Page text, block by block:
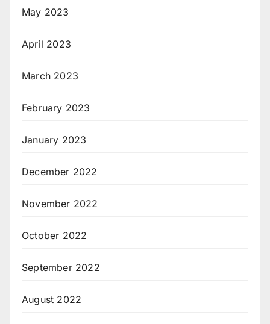
May 2023
April 2023
March 2023
February 2023
January 2023
December 2022
November 2022
October 2022
September 2022
August 2022